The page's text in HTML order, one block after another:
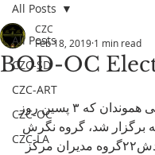
All Posts
CZC-SD
CZC-ART
CZC-OC
CZC-LA
All Posts
BOD-OC
CZC
Feb 18, 2019 1 min read
در نشست همگانی هموندان که ۳ پسین روز
۱۰ فوریه برگزار شد، گروه نگرش
بر گزیدمان گردش۲۲گروه مدیران مرکز